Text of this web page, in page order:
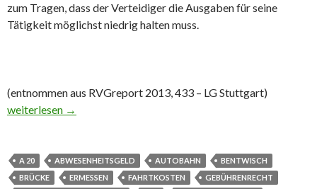
zum Tragen, dass der Verteidiger die Ausgaben für seine
Tätigkeit möglichst niedrig halten muss.
(entnommen aus RVGreport 2013, 433 – LG Stuttgart)
Korinthenkackerei bei den Reisekosten des Anwalts
weiterlesen →
A 20 ABWESENHEITSGELD AUTOBAHN
BENTWISCH
BRÜCKE
ERMESSEN FAHRTKOSTEN
GEBÜHRENRECHT